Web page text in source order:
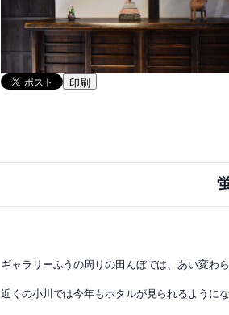
印刷
ギャラリーふうの周りの田んぼでは、あい変わ
近くの小川では今年もホタルが見られるように